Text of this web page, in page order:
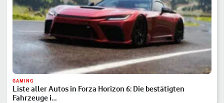
GAMING
Liste aller Autos in Forza Horizon 6: Die bestätigten
Fahrzeuge i…